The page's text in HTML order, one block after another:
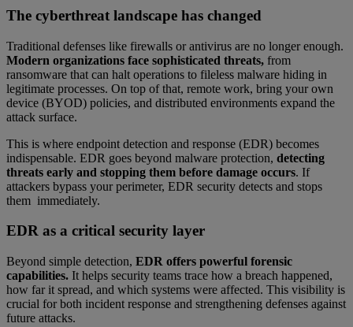
The cyberthreat landscape has changed
Traditional defenses like firewalls or antivirus are no longer enough.
Modern organizations face sophisticated threats, from
ransomware that can halt operations to fileless malware hiding in
legitimate processes. On top of that, remote work, bring your own
device (BYOD) policies, and distributed environments expand the
attack surface.
This is where endpoint detection and response (EDR) becomes
indispensable. EDR goes beyond malware protection, detecting
threats early and stopping them before damage occurs. If
attackers bypass your perimeter, EDR security detects and stops
them immediately.
EDR as a critical security layer
Beyond simple detection, EDR offers powerful forensic
capabilities. It helps security teams trace how a breach happened,
how far it spread, and which systems were affected. This visibility is
crucial for both incident response and strengthening defenses against
future attacks.